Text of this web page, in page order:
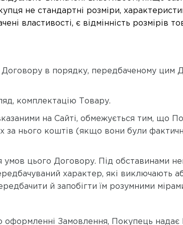
не стандартні розміри,
властивості, є відмінність розмірів
в порядку, передбаченому цим
комплектацію Товару.
на Сайті, обмежується тим, що
за нього коштів (якщо вони були
цього Договору. Під обставинами
характер, які виключають
й запобігти їм розумними
оформленні Замовлення, Покупець